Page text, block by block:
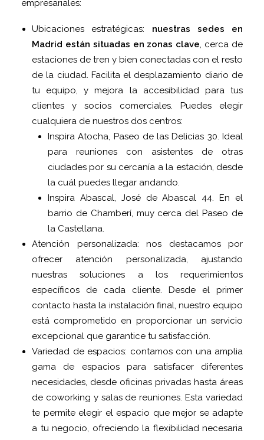
empresariales:
Ubicaciones estratégicas: nuestras sedes en
Madrid están situadas en zonas clave , cerca de
estaciones de tren y bien conectadas con el resto
de la ciudad. Facilita el desplazamiento diario de
tu equipo, y mejora la accesibilidad para tus
clientes y socios comerciales. Puedes elegir
cualquiera de nuestros dos centros:
Inspira Atocha, Paseo de las Delicias 30. Ideal
para reuniones con asistentes de otras
ciudades por su cercanía a la estación, desde
la cuál puedes llegar andando.
Inspira Abascal, José de Abascal 44. En el
barrio de Chamberí, muy cerca del Paseo de
la Castellana.
Atención personalizada: nos destacamos por
ofrecer atención personalizada, ajustando
nuestras soluciones a los requerimientos
específicos de cada cliente. Desde el primer
contacto hasta la instalación final, nuestro equipo
está comprometido en proporcionar un servicio
excepcional que garantice tu satisfacción.
Variedad de espacios: contamos con una amplia
gama de espacios para satisfacer diferentes
necesidades, desde oficinas privadas hasta áreas
de coworking y salas de reuniones. Esta variedad
te permite elegir el espacio que mejor se adapte
a tu negocio, ofreciendo la flexibilidad necesaria